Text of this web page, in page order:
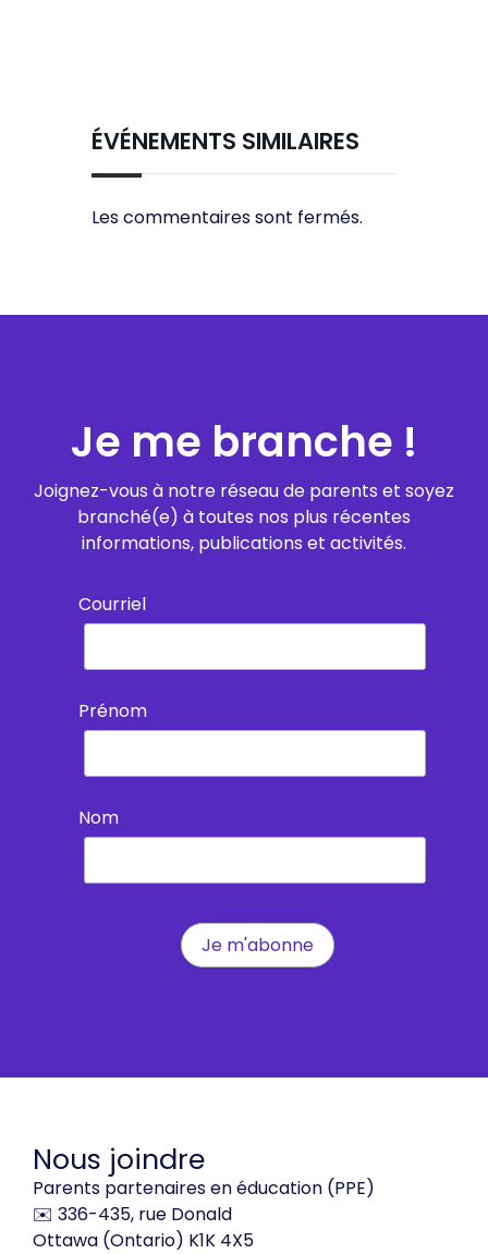
ÉVÉNEMENTS SIMILAIRES
Les commentaires sont fermés.
Je me branche !
Joignez-vous à notre réseau de parents et soyez
branché(e) à toutes nos plus récentes
informations, publications et activités.
Courriel
Prénom
Nom
Nous joindre
Parents partenaires en éducation (PPE)
✉️ 336-435, rue Donald
Ottawa (Ontario) K1K 4X5